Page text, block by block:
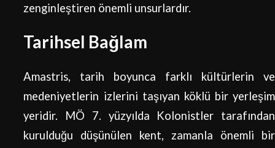
zenginleştiren önemli unsurlardır.
Tarihsel Bağlam
Amastris, tarih boyunca farklı kültürlerin ve
medeniyetlerin izlerini taşıyan köklü bir yerleşim
yeridir. MÖ 7. yüzyılda Kolonistler tarafından
kurulduğu düşünülen kent, zamanla önemli bir